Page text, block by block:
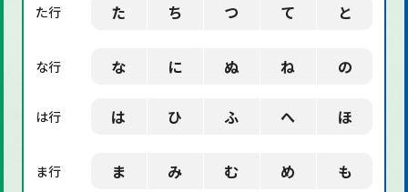
た行 た ち つ て と
な行 な に ぬ ね の
は行 は ひ ふ へ ほ
ま行 ま み む め も